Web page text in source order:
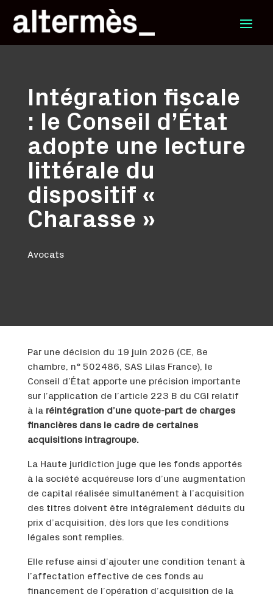
Intégration fiscale
: le Conseil d’État
adopte une lecture
littérale du
dispositif «
Charasse »
Avocats
Par une décision du 19 juin 2026 (CE, 8e
chambre, n° 502486, SAS Lilas France), le
Conseil d’État apporte une précision importante
sur l’application de l’article 223 B du CGI relatif
à la réintégration d’une quote-part de charges
financières dans le cadre de certaines
acquisitions intragroupe.
La Haute juridiction juge que les fonds apportés
à la société acquéreuse lors d’une augmentation
de capital réalisée simultanément à l’acquisition
des titres doivent être intégralement déduits du
prix d’acquisition, dès lors que les conditions
légales sont remplies.
Elle refuse ainsi d’ajouter une condition tenant à
l’affectation effective de ces fonds au
financement de l’opération d’acquisition de la